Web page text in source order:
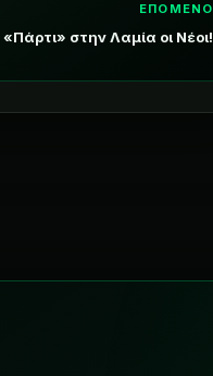
ΕΠΟΜΕΝΟ
«Πάρτι» στην Λαμία οι Νέοι!